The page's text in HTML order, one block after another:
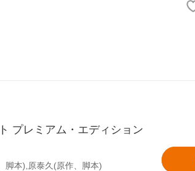
プレミアム・エディション
脚本),原泰久(原作、脚本)